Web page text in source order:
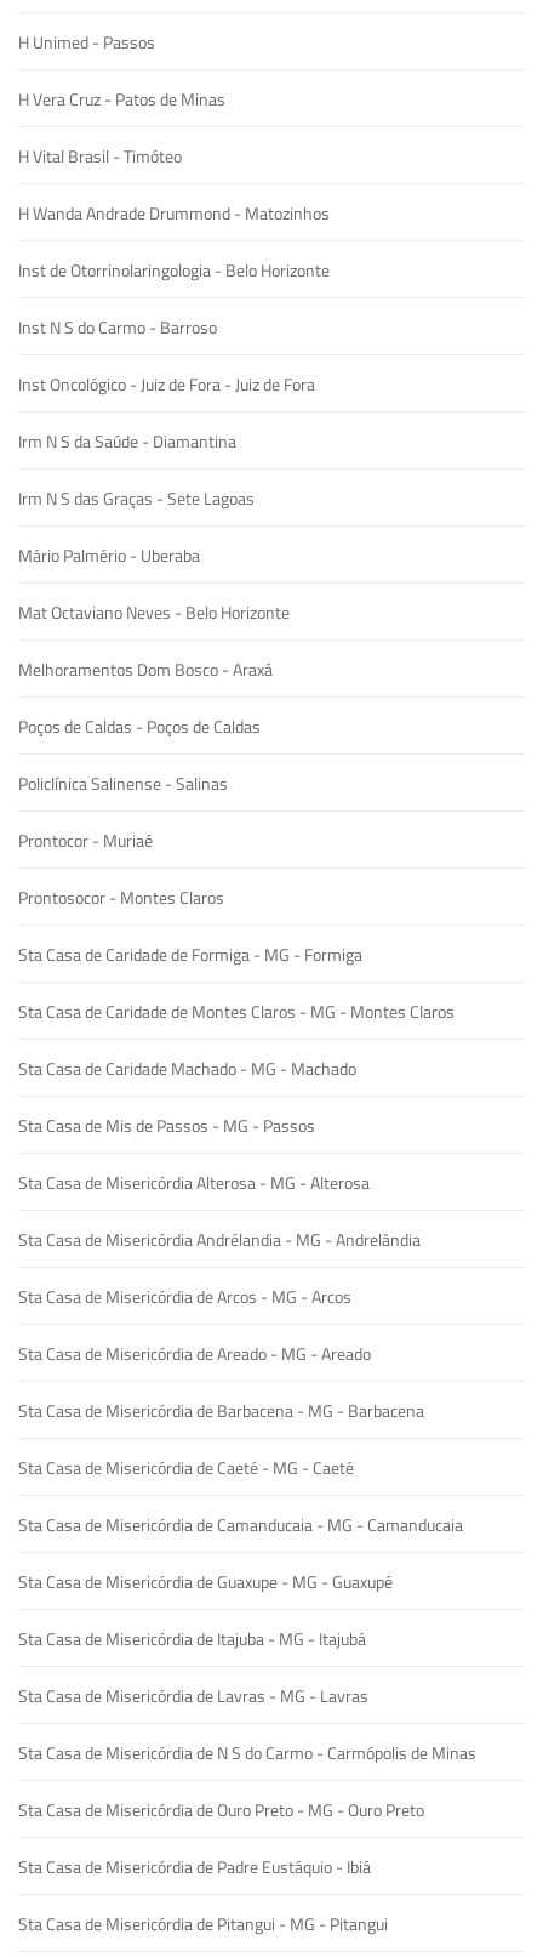
H Unimed - Passos
H Vera Cruz - Patos de Minas
H Vital Brasil - Timóteo
H Wanda Andrade Drummond - Matozinhos
Inst de Otorrinolaringologia - Belo Horizonte
Inst N S do Carmo - Barroso
Inst Oncológico - Juiz de Fora - Juiz de Fora
Irm N S da Saúde - Diamantina
Irm N S das Graças - Sete Lagoas
Mário Palmério - Uberaba
Mat Octaviano Neves - Belo Horizonte
Melhoramentos Dom Bosco - Araxá
Poços de Caldas - Poços de Caldas
Policlínica Salinense - Salinas
Prontocor - Muriaé
Prontosocor - Montes Claros
Sta Casa de Caridade de Formiga - MG - Formiga
Sta Casa de Caridade de Montes Claros - MG - Montes Claros
Sta Casa de Caridade Machado - MG - Machado
Sta Casa de Mis de Passos - MG - Passos
Sta Casa de Misericórdia Alterosa - MG - Alterosa
Sta Casa de Misericórdia Andrélandia - MG - Andrelândia
Sta Casa de Misericórdia de Arcos - MG - Arcos
Sta Casa de Misericórdia de Areado - MG - Areado
Sta Casa de Misericórdia de Barbacena - MG - Barbacena
Sta Casa de Misericórdia de Caeté - MG - Caeté
Sta Casa de Misericórdia de Camanducaia - MG - Camanducaia
Sta Casa de Misericórdia de Guaxupe - MG - Guaxupé
Sta Casa de Misericórdia de Itajuba - MG - Itajubá
Sta Casa de Misericórdia de Lavras - MG - Lavras
Sta Casa de Misericórdia de N S do Carmo - Carmópolis de Minas
Sta Casa de Misericórdia de Ouro Preto - MG - Ouro Preto
Sta Casa de Misericórdia de Padre Eustáquio - Ibiá
Sta Casa de Misericórdia de Pitangui - MG - Pitangui